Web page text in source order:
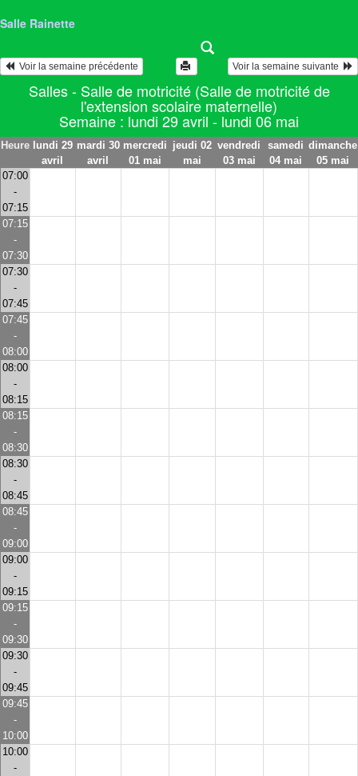
Salle Rainette
  Voir la semaine précédente
Voir la semaine suivante
Salles - Salle de motricité (Salle de motricité de
l'extension scolaire maternelle)
Semaine : lundi 29 avril - lundi 06 mai
Heure lundi 29
avril
mardi 30
avril
mercredi
01 mai
jeudi 02
mai
vendredi
03 mai
samedi
04 mai
dimanche
05 mai
07:00
-
07:15
07:15
-
07:30
07:30
-
07:45
07:45
-
08:00
08:00
-
08:15
08:15
-
08:30
08:30
-
08:45
08:45
-
09:00
09:00
-
09:15
09:15
-
09:30
09:30
-
09:45
09:45
-
10:00
10:00
-